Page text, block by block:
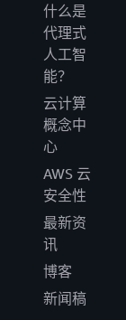
什么是
代理式
人工智
能？
云计算
概念中
心
AWS 云
安全性
最新资
讯
博客
新闻稿